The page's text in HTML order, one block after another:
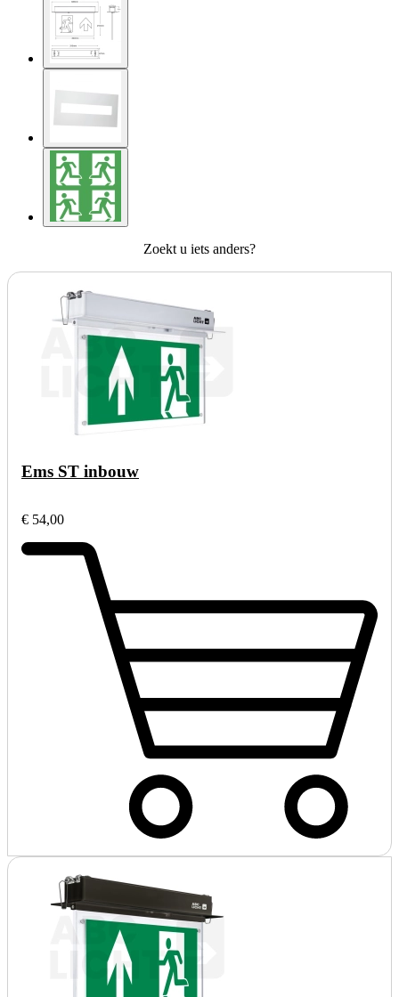
Zoekt u iets anders?
Ems ST inbouw
€ 54,00